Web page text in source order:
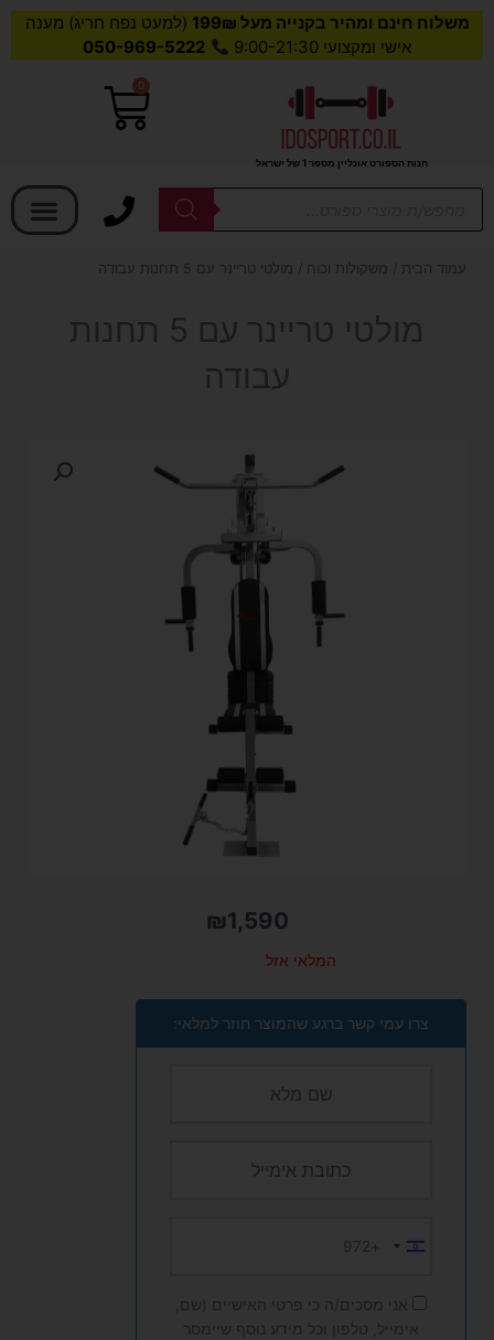
משלוח חינם ומהיר בקנייה מעל 199₪
(למעט נפח חריג) מענה
אישי ומקצועי 9:00-21:30
050-969-5222
חנות הספורט אונליין מספר 1 של ישראל
0
עגלת
Products
עמוד הבית / משקולות וכוח / מולטי טריינר עם 5 תחנות עבודה
מולטי טריינר עם 5 תחנות
עבודה
₪1,590
המלאי אזל
צרו עמי קשר ברגע שהמוצר חוזר למלאי:
Israel
+972
אני מסכים/ה כי פרטי האישיים (שם,
אימייל, טלפון וכל מידע נוסף שיימסר